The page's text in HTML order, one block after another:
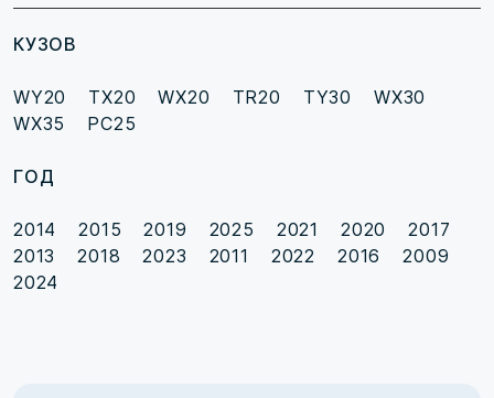
КУЗОВ
WY20 TX20 WX20 TR20 TY30
WX30
WX35
PC25
ГОД
2014 2015 2019 2025 2021 2020
2017
2013
2018 2023 2011 2022 2016
2009
2024